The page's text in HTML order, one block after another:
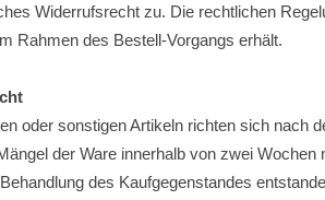
Widerrufsrecht zu. Die rechtlichen
Rahmen des Bestell-Vorgangs erhält.
oder sonstigen Artikeln richten sich nach
der Ware innerhalb von zwei
des Kaufgegenstandes